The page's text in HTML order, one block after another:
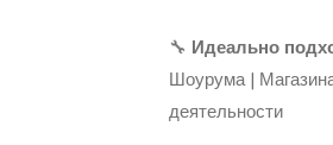
🔧 Идеально
Шоурума |
деятельности